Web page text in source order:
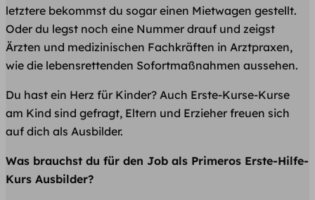
letztere bekommst du sogar einen Mietwagen gestellt.
Oder du legst noch eine Nummer drauf und zeigst
Ärzten und medizinischen Fachkräften in Arztpraxen,
wie die lebensrettenden Sofortmaßnahmen aussehen.
Du hast ein Herz für Kinder? Auch Erste-Kurse-Kurse
am Kind sind gefragt, Eltern und Erzieher freuen sich
auf dich als Ausbilder.
Was brauchst du für den Job als Primeros Erste-Hilfe-
Kurs Ausbilder?